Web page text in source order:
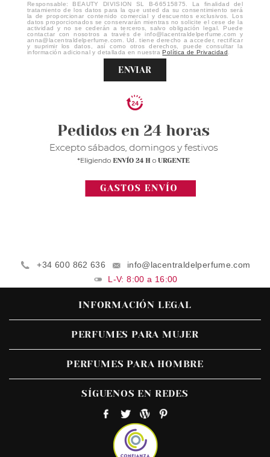
Responsable: BEAUTY DIVISION SL B-66515875. La finalidad del
tratamiento de los datos para la que usted da su consentimiento será
la de proporcionar contenido comercial y descuentos exclusivos. Los
datos proporcionados se conservarán mientras no solicite el cese de la
actividad y no se cederán a terceros, salvo obligación legal. Puede
contactar con nosotros a través de info@lacentraldelperfume.com y
anna@lacentraldelperfume.com. Ud. tiene derecho a acceder, rectificar
y suprimir los datos, así como otros derechos, puede consultar la
información adicional y detallada en nuestraPolítica de Privacidad
ENVIAR
+34 600 862 636
info@lacentraldelperfume.com
L-V: 8:00 a 16:00
INFORMACIÓN LEGAL
PERFUMES PARA MUJER
PERFUMES PARA HOMBRE
SÍGUENOS EN REDES